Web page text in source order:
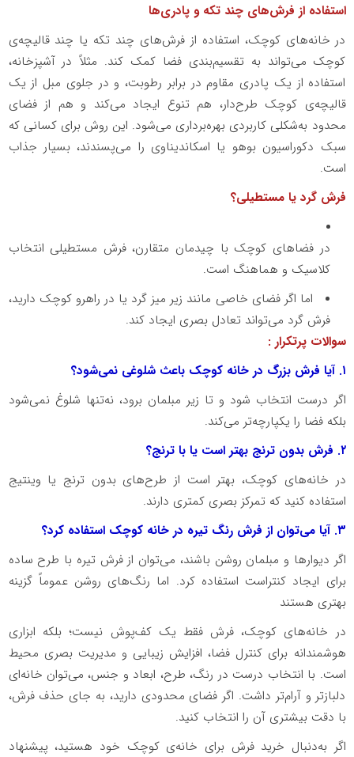
استفاده از فرش‌های چند تکه و پادری‌ها
در خانه‌های کوچک، استفاده از فرش‌های چند تکه یا چند قالیچه‌ی
کوچک می‌تواند به تقسیم‌بندی فضا کمک کند. مثلاً در آشپزخانه،
استفاده از یک پادری مقاوم در برابر رطوبت، و در جلوی مبل از یک
قالیچه‌ی کوچک طرح‌دار، هم تنوع ایجاد می‌کند و هم از فضای
محدود به‌شکلی کاربردی بهره‌برداری می‌شود. این روش برای کسانی که
سبک دکوراسیون بوهو یا اسکاندیناوی را می‌پسندند، بسیار جذاب
است.
فرش گرد یا مستطیلی؟
در فضاهای کوچک با چیدمان متقارن، فرش مستطیلی انتخاب
کلاسیک و هماهنگ است.
اما اگر فضای خاصی مانند زیر میز گرد یا در راهرو کوچک دارید،
فرش گرد می‌تواند تعادل بصری ایجاد کند.
سوالات پرتکرار :
۱. آیا فرش بزرگ در خانه کوچک باعث شلوغی نمی‌شود؟
اگر درست انتخاب شود و تا زیر مبلمان برود، نه‌تنها شلوغ نمی‌شود
بلکه فضا را یکپارچه‌تر می‌کند.
۲. فرش بدون ترنج بهتر است یا با ترنج؟
در خانه‌های کوچک، بهتر است از طرح‌های بدون ترنج یا وینتیج
استفاده کنید که تمرکز بصری کمتری دارند.
۳. آیا می‌توان از فرش رنگ تیره در خانه کوچک استفاده کرد؟
اگر دیوارها و مبلمان روشن باشند، می‌توان از فرش تیره با طرح ساده
برای ایجاد کنتراست استفاده کرد. اما رنگ‌های روشن عموماً گزینه
بهتری هستند
در خانه‌های کوچک، فرش فقط یک کف‌پوش نیست؛ بلکه ابزاری
هوشمندانه برای کنترل فضا، افزایش زیبایی و مدیریت بصری محیط
است. با انتخاب درست در رنگ، طرح، ابعاد و جنس، می‌توان خانه‌ای
دلبازتر و آرام‌تر داشت. اگر فضای محدودی دارید، به جای حذف فرش،
با دقت بیشتری آن را انتخاب کنید.
اگر به‌دنبال خرید فرش برای خانه‌ی کوچک خود هستید، پیشنهاد